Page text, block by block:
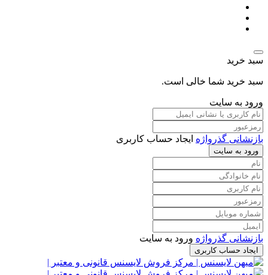
سبد خرید
سبد خرید شما خالی است.
ورود به سایت
بازنشانی گذرواژه ایجاد حساب کاربری
ورود به سایت
بازنشانی گذرواژه ورود به سایت
ایجاد حساب کاربری